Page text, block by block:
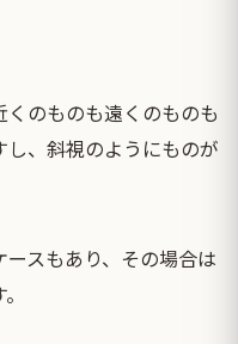
のものも遠くのものも
、斜視のようにものが
スもあり、その場合は